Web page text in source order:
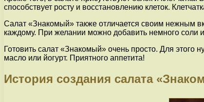
способствует росту и восстановлению клеток.
Салат «Знакомый» также отличается своим нежным
каждому. При желании можно добавить немного соли
Готовить салат «Знакомый» очень просто. Для этого
масло или йогурт. Приятного аппетита!
История создания салата